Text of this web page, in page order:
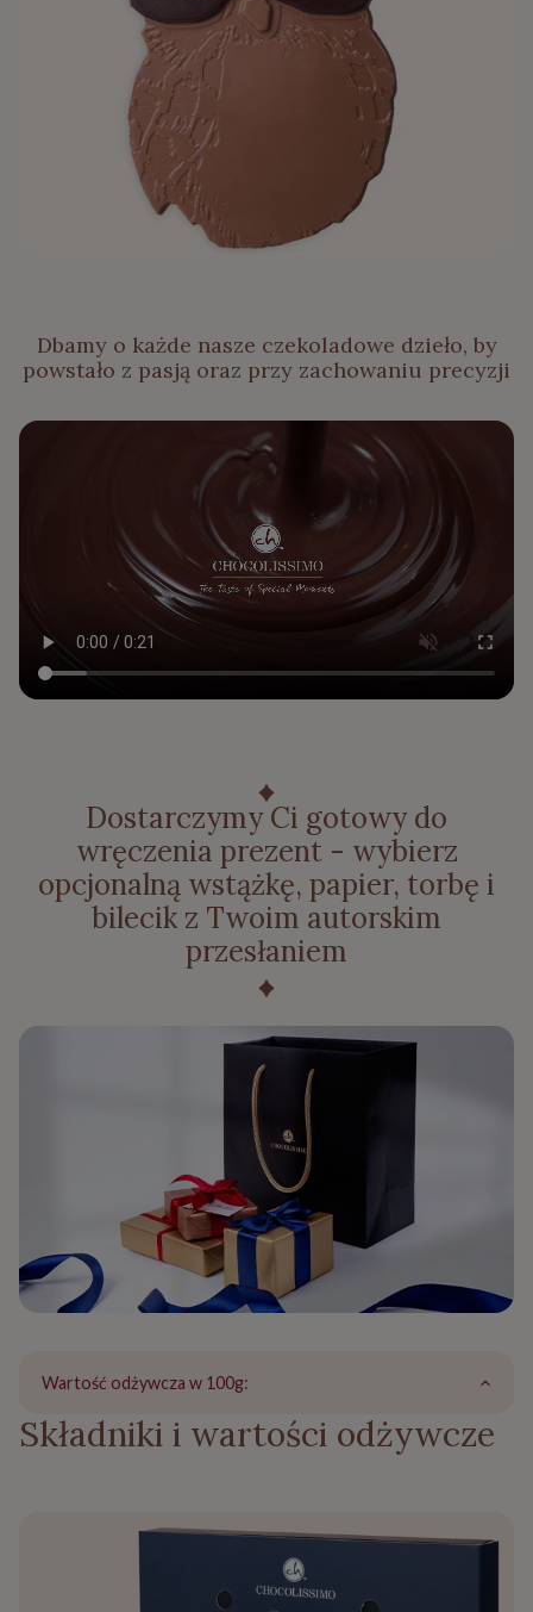
Dbamy o każde nasze czekoladowe dzieło, by
powstało z pasją oraz przy zachowaniu precyzji
Dostarczymy Ci gotowy do
wręczenia prezent - wybierz
opcjonalną wstążkę, papier, torbę i
bilecik z Twoim autorskim
przesłaniem
Wartość odżywcza w 100g:
Składniki i wartości odżywcze